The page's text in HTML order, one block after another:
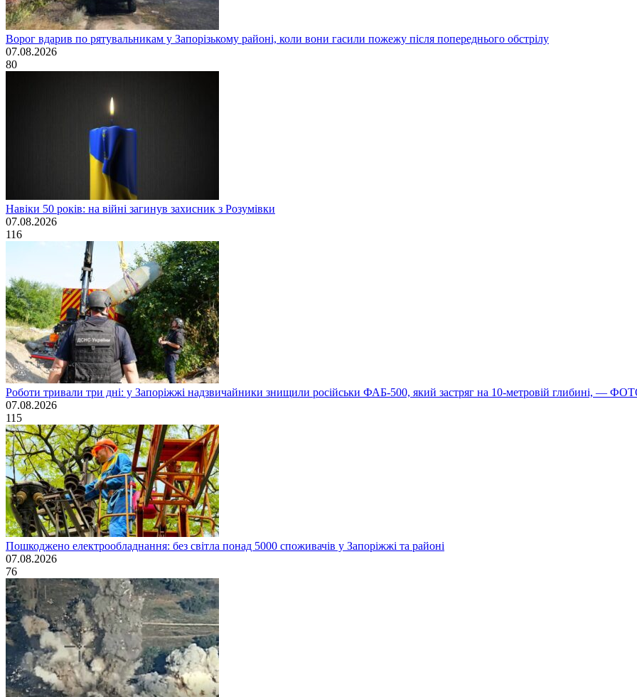
Ворог вдарив по рятувальникам у Запорізькому районі, коли вони гасили пожежу після попереднього обстрілу
07.08.2026
80
Навіки 50 років: на війні загинув захисник з Розумівки
07.08.2026
116
Роботи тривали три дні: у Запоріжжі надзвичайники знищили російськи ФАБ-500, який застряг на 10-метровій глибині, —
07.08.2026
115
Пошкоджено електрообладнання: без світла понад 5000 споживачів у Запоріжжі та районі
07.08.2026
76